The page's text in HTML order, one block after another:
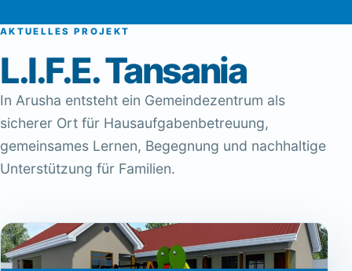
AKTUELLES PROJEKT
L.I.F.E. Tansania
In Arusha entsteht ein Gemeindezentrum als
sicherer Ort für Hausaufgabenbetreuung,
gemeinsames Lernen, Begegnung und nachhaltige
Unterstützung für Familien.